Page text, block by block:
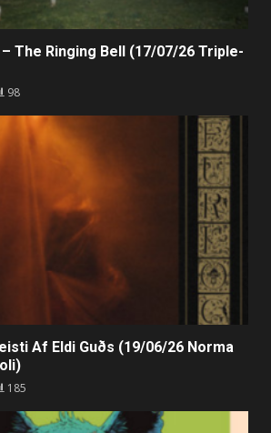
– The Ringing Bell (17/07/26 Triple-
98
Af Eldi Guðs (19/06/26 Norma
185